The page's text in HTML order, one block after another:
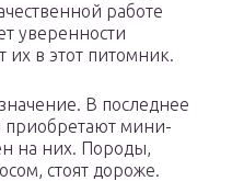
работе
уверенности
их в этот питомник.
В последнее
приобретают мини-
на них. Породы,
стоят дороже.